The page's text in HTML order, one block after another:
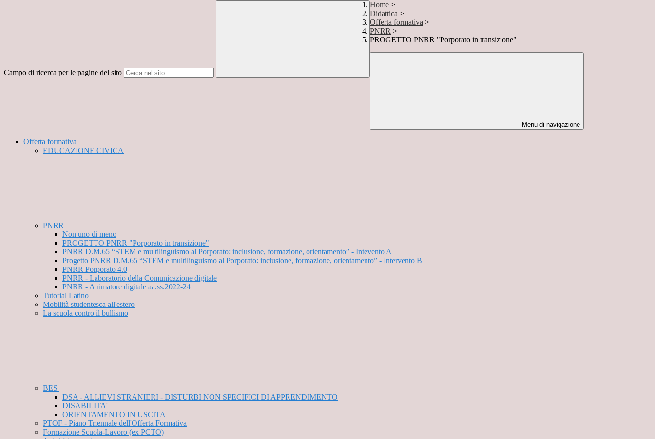
Campo di ricerca per le pagine del sito
Home >
Didattica >
Offerta formativa >
PNRR >
PROGETTO PNRR "Porporato in transizione"
Menu di navigazione
Offerta formativa
EDUCAZIONE CIVICA
PNRR
Non uno di meno
PROGETTO PNRR "Porporato in transizione"
PNRR D.M.65 “STEM e multilinguismo al Porporato: inclusione, formazione, orientamento” - Intevento A
Progetto PNRR D.M.65 “STEM e multilinguismo al Porporato: inclusione, formazione, orientamento” - Intervento B
PNRR Porporato 4.0
PNRR - Laboratorio della Comunicazione digitale
PNRR - Animatore digitale aa.ss.2022-24
Tutorial Latino
Mobilità studentesca all'estero
La scuola contro il bullismo
BES
DSA - ALLIEVI STRANIERI - DISTURBI NON SPECIFICI DI APPRENDIMENTO
DISABILITA'
ORIENTAMENTO IN USCITA
PTOF - Piano Triennale dell'Offerta Formativa
Formazione Scuola-Lavoro (ex PCTO)